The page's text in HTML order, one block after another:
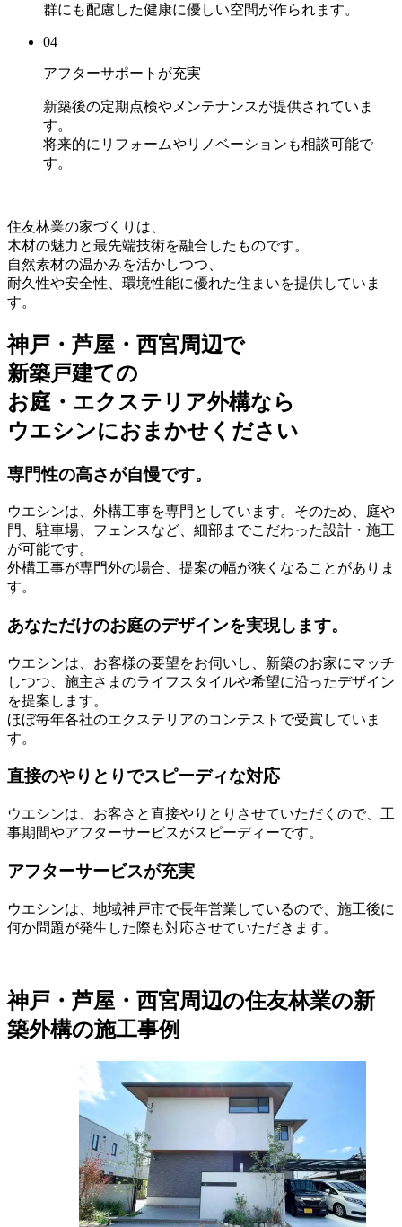
群にも配慮した健康に優しい空間が作られます。
04
アフターサポートが充実
新築後の定期点検やメンテナンスが提供されていま
す。
将来的にリフォームやリノベーションも相談可能で
す。
住友林業の家づくりは、
木材の魅力と最先端技術を融合したものです。
自然素材の温かみを活かしつつ、
耐久性や安全性、環境性能に優れた住まいを提供していま
す。
神戸・芦屋・西宮周辺で
新築戸建ての
お庭・エクステリア外構なら
ウエシンにおまかせください
専門性の高さが自慢です。
ウエシンは、外構工事を専門としています。そのため、庭や
門、駐車場、フェンスなど、細部までこだわった設計・施工
が可能です。
外構工事が専門外の場合、提案の幅が狭くなることがありま
す。
あなただけのお庭のデザインを実現します。
ウエシンは、お客様の要望をお伺いし、新築のお家にマッチ
しつつ、施主さまのライフスタイルや希望に沿ったデザイン
を提案します。
ほぼ毎年各社のエクステリアのコンテストで受賞していま
す。
直接のやりとりでスピーディな対応
ウエシンは、お客さと直接やりとりさせていただくので、工
事期間やアフターサービスがスピーディーです。
アフターサービスが充実
ウエシンは、地域神戸市で長年営業しているので、施工後に
何か問題が発生した際も対応させていただきます。
神戸・芦屋・西宮周辺の住友林業の新
築外構の施工事例